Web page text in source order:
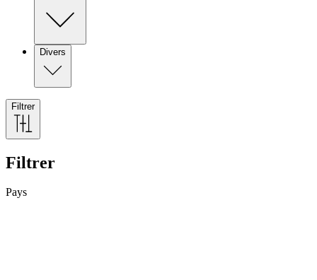
Divers
Filtrer
Filtrer
Pays